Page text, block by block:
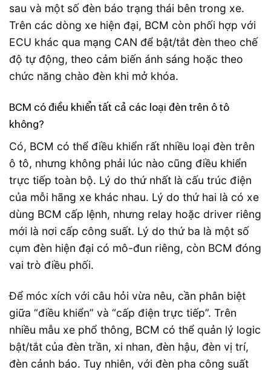
sau và một số đèn báo trạng thái bên trong xe.
Trên các dòng xe hiện đại, BCM còn phối hợp với
ECU khác qua mạng CAN để bật/tắt đèn theo chế
độ tự động, theo cảm biến ánh sáng hoặc theo
chức năng chào đèn khi mở khóa.
BCM có điều khiển tất cả các loại đèn trên ô tô
không?
Có, BCM có thể điều khiển rất nhiều loại đèn trên
ô tô, nhưng không phải lúc nào cũng điều khiển
trực tiếp toàn bộ. Lý do thứ nhất là cấu trúc điện
của mỗi hãng xe khác nhau. Lý do thứ hai là có xe
dùng BCM cấp lệnh, nhưng relay hoặc driver riêng
mới là nơi cấp công suất. Lý do thứ ba là một số
cụm đèn hiện đại có mô-đun riêng, còn BCM đóng
vai trò điều phối.
Để móc xích với câu hỏi vừa nêu, cần phân biệt
giữa “điều khiển” và “cấp điện trực tiếp”. Trên
nhiều mẫu xe phổ thông, BCM có thể quản lý logic
bật/tắt của đèn trần, xi nhan, đèn hậu, đèn vị trí,
đèn cảnh báo. Tuy nhiên, với đèn pha công suất